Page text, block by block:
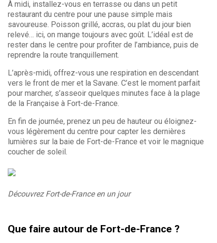
À midi, installez-vous en terrasse ou dans un petit
restaurant du centre pour une pause simple mais
savoureuse. Poisson grillé, accras, ou plat du jour bien
relevé… ici, on mange toujours avec goût. L’idéal est de
rester dans le centre pour profiter de l’ambiance, puis de
reprendre la route tranquillement.
L’après-midi, offrez-vous une respiration en descendant
vers le front de mer et la Savane. C’est le moment parfait
pour marcher, s’asseoir quelques minutes face à la plage
de la Française à Fort-de-France.
En fin de journée, prenez un peu de hauteur ou éloignez-
vous légèrement du centre pour capter les dernières
lumières sur la baie de Fort-de-France et voir le magnique
coucher de soleil.
Découvrez Fort-de-France en un jour
Que faire autour de Fort-de-France ?